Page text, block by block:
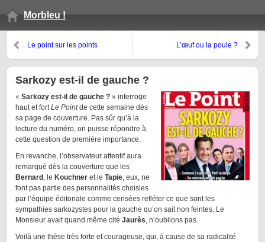
Morbleu !
Le point sur les points L’œuf ou la poule ?
Sarkozy est-il de gauche ?
« Sarkozy est-il de gauche ? » interroge
haut et fortLe Pointde cette semaine dès
sa page de couverture. Pas sûr qu’à la
lecture du numéro, on puisse répondre à
cette question de première importance.
En revanche, l’observateur attentif aura
remarqué dès la couverture que les
Bernard , le Kouchner et le Tapie, eux, ne
font pas partie des personnalités choisies
par l’équipe éditoriale comme censées refléter ce que sont les
sympathies sarkozystes pour la gauche qu’on sait non feintes. Le
Monsieur avait quand même cité Jaurès, n’oublions pas.
Voilà une thèse très forte et courageuse, qui, à cause de sa radicalité